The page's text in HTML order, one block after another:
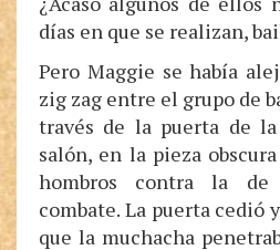
días en que se realizan,
Pero Maggie se había
zig zag entre el grupo de
través de la puerta de
salón, en la pieza
hombros contra la
combate. La puerta cedió
que la muchacha